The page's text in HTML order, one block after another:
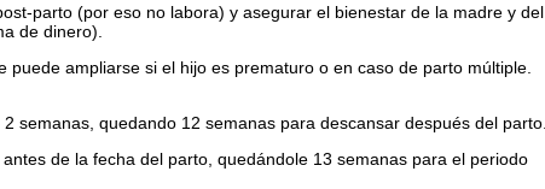
parto (por eso no labora) y asegurar el bienestar de la madre y del
de dinero).
ampliarse si el hijo es prematuro o en caso de parto múltiple.
semanas, quedando 12 semanas para descansar después del parto.
de la fecha del parto, quedándole 13 semanas para el periodo